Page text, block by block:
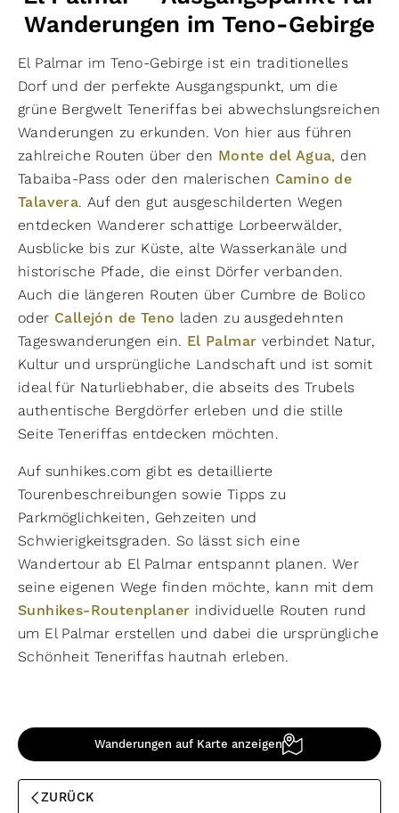
Wanderungen im Teno-Gebirge
El Palmar im Teno-Gebirge ist ein traditionelles
Dorf und der perfekte Ausgangspunkt, um die
grüne Bergwelt Teneriffas bei abwechslungsreichen
Wanderungen zu erkunden. Von hier aus führen
zahlreiche Routen über den Monte del Agua, den
Tabaiba-Pass oder den malerischen Camino de
Talavera. Auf den gut ausgeschilderten Wegen
entdecken Wanderer schattige Lorbeerwälder,
Ausblicke bis zur Küste, alte Wasserkanäle und
historische Pfade, die einst Dörfer verbanden.
Auch die längeren Routen über Cumbre de Bolico
oder Callejón de Teno laden zu ausgedehnten
Tageswanderungen ein. El Palmar verbindet Natur,
Kultur und ursprüngliche Landschaft und ist somit
ideal für Naturliebhaber, die abseits des Trubels
authentische Bergdörfer erleben und die stille
Seite Teneriffas entdecken möchten.
Auf sunhikes.com gibt es detaillierte
Tourenbeschreibungen sowie Tipps zu
Parkmöglichkeiten, Gehzeiten und
Schwierigkeitsgraden. So lässt sich eine
Wandertour ab El Palmar entspannt planen. Wer
seine eigenen Wege finden möchte, kann mit dem
Sunhikes-Routenplaner individuelle Routen rund
um El Palmar erstellen und dabei die ursprüngliche
Schönheit Teneriffas hautnah erleben.
Wanderungen auf Karte anzeigen
ZURÜCK